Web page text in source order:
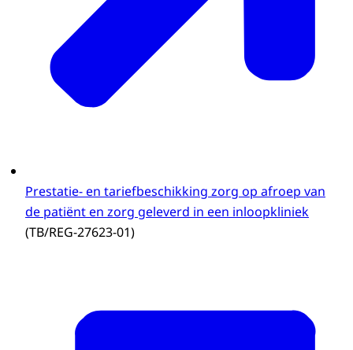
Prestatie- en tariefbeschikking zorg op afroep van
de patiënt en zorg geleverd in een inloopkliniek
(TB/REG-27623-01)